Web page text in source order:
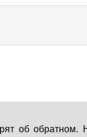
об обратном.